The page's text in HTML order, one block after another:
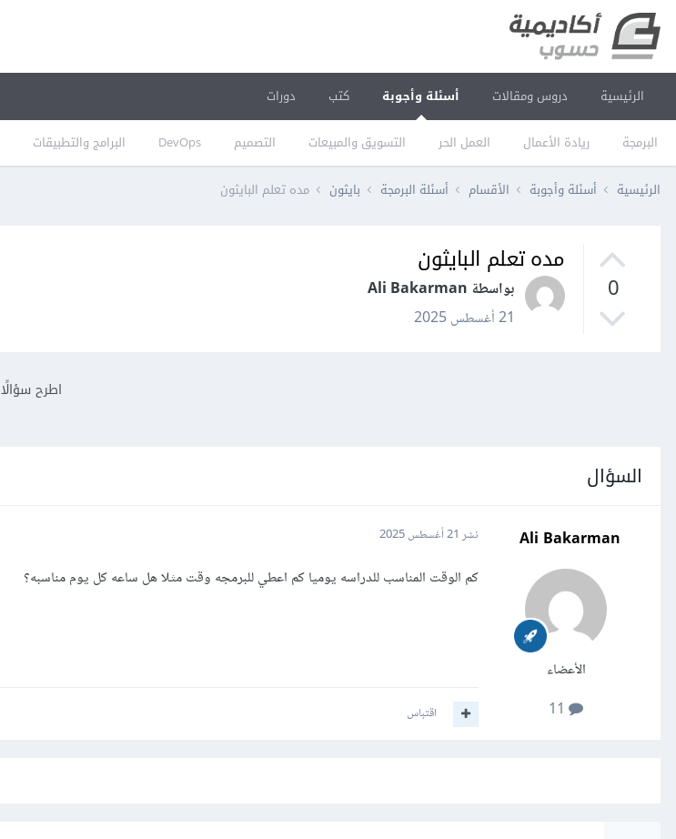
الرئيسية دروس ومقالات أسئلة وأجوبة
البرمجة ريادة الأعمال العمل الحر التسويق والمبيعات التصميم DevOps البرامج والتطبيقات
كتب دورات
الرئيسية أسئلة وأجوبة الأقسام أسئلة البرمجة بايثون مده تعلم البايثون
0
مده تعلم البايثون
بواسطة Ali Bakarman
21 أغسطس 2025
اطرح سؤالًا
السؤال
Ali Bakarman
الأعضاء
نشر 21 أغسطس 2025
كم الوقت المناسب للدراسه يوميا كم اعطي للبرمجه وقت مثلا هل ساعه كل يوم مناسبه؟
اقتباس